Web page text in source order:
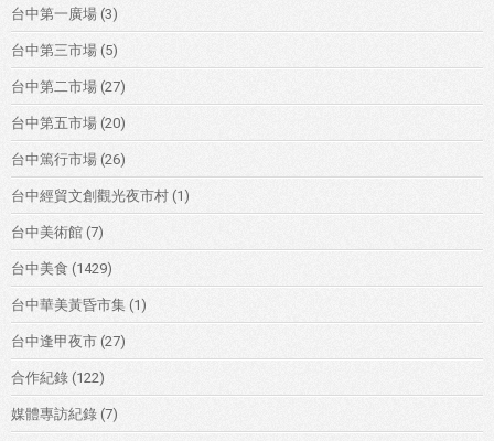
台中第一廣場 (3)
台中第三市場 (5)
台中第二市場 (27)
台中第五市場 (20)
台中篤行市場 (26)
台中經貿文創觀光夜市村 (1)
台中美術館 (7)
台中美食 (1429)
台中華美黃昏市集 (1)
台中逢甲夜市 (27)
合作紀錄 (122)
媒體專訪紀錄 (7)